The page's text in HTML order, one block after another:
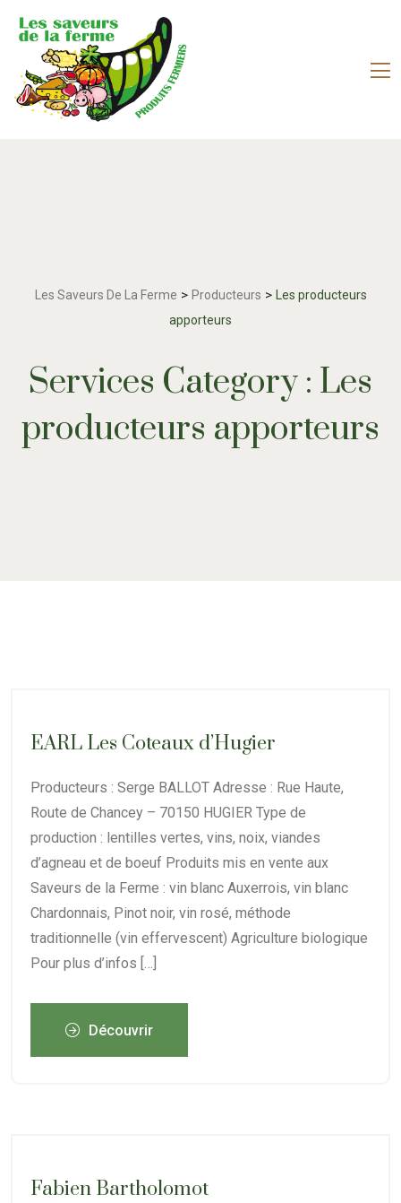
Les Saveurs De La Ferme > Producteurs > Les producteurs
apporteurs
Services Category : Les
producteurs apporteurs
EARL Les Coteaux d’Hugier
Producteurs : Serge BALLOT Adresse : Rue Haute,
Route de Chancey – 70150 HUGIER Type de
production : lentilles vertes, vins, noix, viandes
d’agneau et de boeuf Produits mis en vente aux
Saveurs de la Ferme : vin blanc Auxerrois, vin blanc
Chardonnais, Pinot noir, vin rosé, méthode
traditionnelle (vin effervescent) Agriculture biologique
Pour plus d’infos […]
Découvrir
Fabien Bartholomot